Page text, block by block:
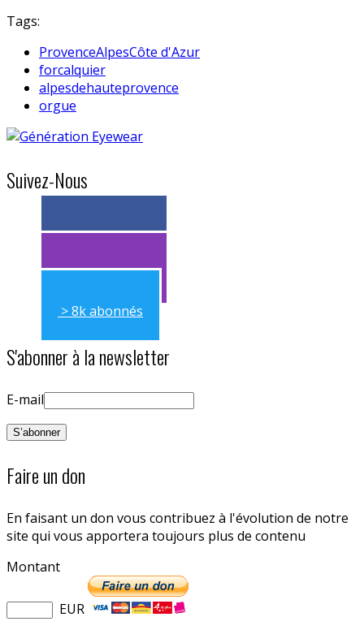
Tags:
ProvenceAlpesCôte d'Azur
forcalquier
alpesdehauteprovence
orgue
Suivez-Nous
> 11k abonnés
> 11k abonnés
> 8k abonnés
S'abonner à la newsletter
E-mail
Faire un don
En faisant un don vous contribuez à l'évolution de notre
site qui vous apportera toujours plus de contenu
Montant
EUR